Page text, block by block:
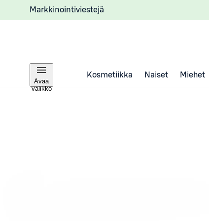
Markkinointiviestejä
Avaa
valikko
Kosmetiikka Naiset Miehet